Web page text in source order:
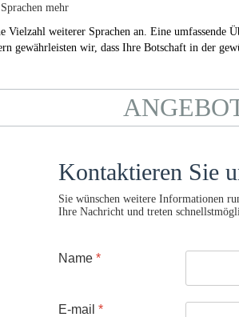
mehr
Vielzahl weiterer Sprachen an. Eine umfassende
gewährleisten wir, dass Ihre Botschaft in der
Kontaktieren Sie
Sie wünschen weitere Informationen
Ihre Nachricht und treten
Name *
E-mail *